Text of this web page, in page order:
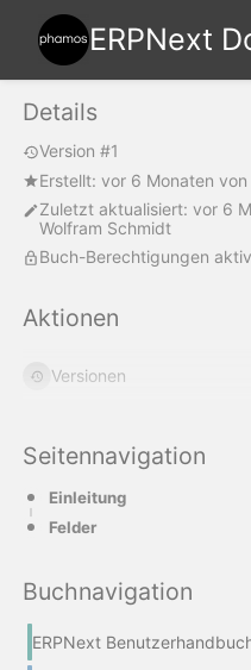
ERPNext
Details
Version #1
Erstellt: vor 6 Monaten von
Zuletzt aktualisiert: vor 6
Wolfram Schmidt
Buch-Berechtigungen aktiv
Aktionen
Versionen
Seitennavigation
Einleitung
Felder
Buchnavigation
ERPNext